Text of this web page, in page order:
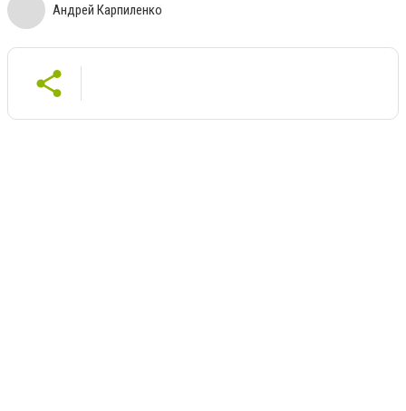
Андрей Карпиленко